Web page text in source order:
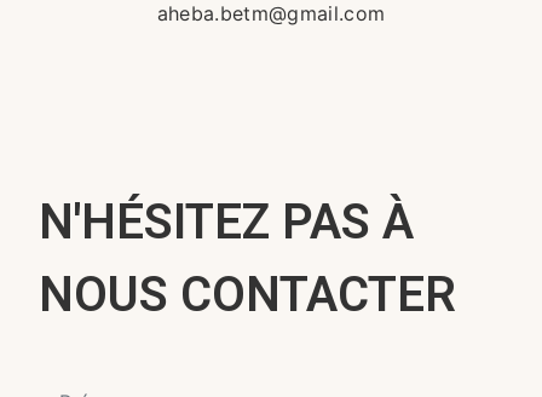
aheba.betm@gmail.com
N'HÉSITEZ PAS À
NOUS CONTACTER